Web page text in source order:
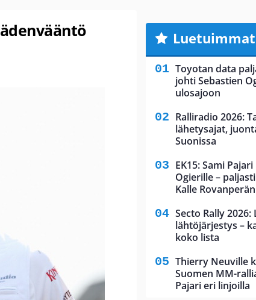
Luetuimmat
Toyotan data
johti Sebastien
ulosajoon
Ralliradio 2026:
lähetysajat,
Suonissa
EK15: Sami
Ogierille –
Kalle
Secto Rally 2026:
lähtöjärjestys –
koko lista
Thierry Neuville
Suomen MM-
Pajari eri linjoilla